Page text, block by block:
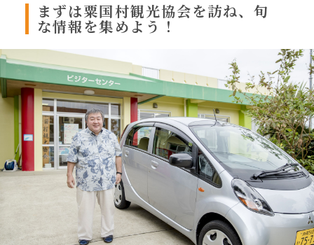
まずは粟国村観光協会を訪ね、 旬
な情報を集めよう！